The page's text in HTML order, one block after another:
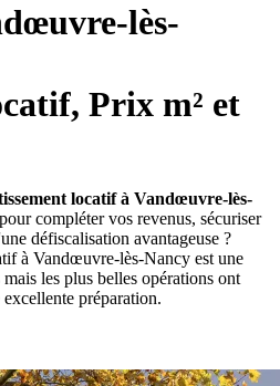
lès-
Prix m² et
locatif à Vandœuvre-lès-
compléter vos revenus, sécuriser
défiscalisation avantageuse ?
à Vandœuvre-lès-Nancy est une
les plus belles opérations ont
préparation.